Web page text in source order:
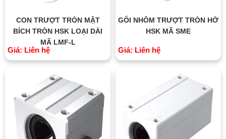
CON TRƯỢT TRÒN MẶT
BÍCH TRÒN HSK LOẠI DÀI
MÃ LMF-L
Giá: Liên hệ
GỐI NHÔM TRƯỢT TRÒN HỞ
HSK MÃ SME
Giá: Liên hệ